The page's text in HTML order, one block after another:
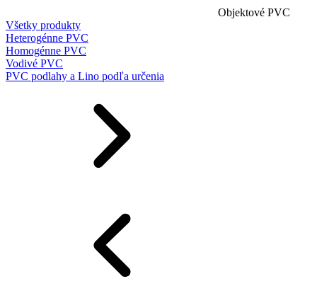
Objektové PVC
Všetky produkty
Heterogénne PVC
Homogénne PVC
Vodivé PVC
PVC podlahy a Lino podľa určenia